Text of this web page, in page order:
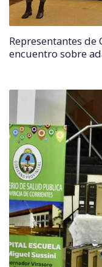
Representantes
encuentro sobre